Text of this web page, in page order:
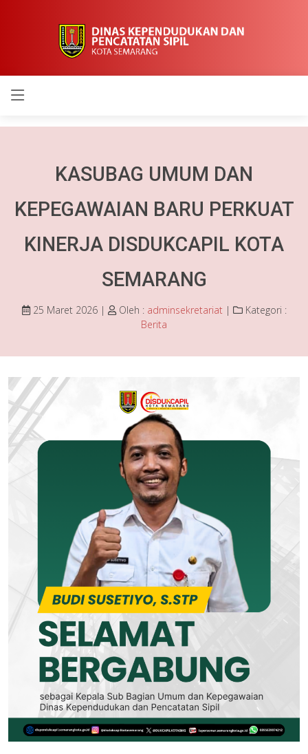
KASUBAG UMUM DAN
KEPEGAWAIAN BARU PERKUAT
KINERJA DISDUKCAPIL KOTA
SEMARANG
25 Maret 2026 | Oleh : adminsekretariat|
Kategori :
Berita